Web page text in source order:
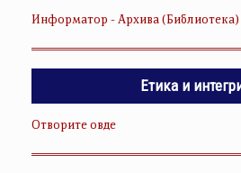
Информатор - Архива (Библиотека)
Етика и
Отворите овде